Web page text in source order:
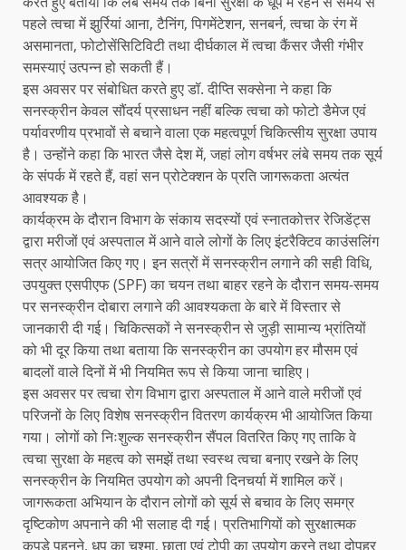
पहले त्वचा में झुर्रियां आना, टैनिंग, पिगमेंटेशन, सनबर्न, त्वचा के रंग में
असमानता, फोटोसेंसिटिविटी तथा दीर्घकाल में त्वचा कैंसर जैसी गंभीर
समस्याएं उत्पन्न हो सकती हैं।
इस अवसर पर संबोधित करते हुए डॉ. दीप्ति सक्सेना ने कहा कि
सनस्क्रीन केवल सौंदर्य प्रसाधन नहीं बल्कि त्वचा को फोटो डैमेज एवं
पर्यावरणीय प्रभावों से बचाने वाला एक महत्वपूर्ण चिकित्सीय सुरक्षा उपाय
है। उन्होंने कहा कि भारत जैसे देश में, जहां लोग वर्षभर लंबे समय तक सूर्य
के संपर्क में रहते हैं, वहां सन प्रोटेक्शन के प्रति जागरूकता अत्यंत
आवश्यक है।
कार्यक्रम के दौरान विभाग के संकाय सदस्यों एवं स्नातकोत्तर रेजिडेंट्स
द्वारा मरीजों एवं अस्पताल में आने वाले लोगों के लिए इंटरैक्टिव काउंसलिंग
सत्र आयोजित किए गए। इन सत्रों में सनस्क्रीन लगाने की सही विधि,
उपयुक्त एसपीएफ (SPF) का चयन तथा बाहर रहने के दौरान समय-समय
पर सनस्क्रीन दोबारा लगाने की आवश्यकता के बारे में विस्तार से
जानकारी दी गई। चिकित्सकों ने सनस्क्रीन से जुड़ी सामान्य भ्रांतियों
को भी दूर किया तथा बताया कि सनस्क्रीन का उपयोग हर मौसम एवं
बादलों वाले दिनों में भी नियमित रूप से किया जाना चाहिए।
इस अवसर पर त्वचा रोग विभाग द्वारा अस्पताल में आने वाले मरीजों एवं
परिजनों के लिए विशेष सनस्क्रीन वितरण कार्यक्रम भी आयोजित किया
गया। लोगों को निःशुल्क सनस्क्रीन सैंपल वितरित किए गए ताकि वे
त्वचा सुरक्षा के महत्व को समझें तथा स्वस्थ त्वचा बनाए रखने के लिए
सनस्क्रीन के नियमित उपयोग को अपनी दिनचर्या में शामिल करें।
जागरूकता अभियान के दौरान लोगों को सूर्य से बचाव के लिए समग्र
दृष्टिकोण अपनाने की भी सलाह दी गई। प्रतिभागियों को सुरक्षात्मक
कपड़े पहनने, धूप का चश्मा, छाता एवं टोपी का उपयोग करने तथा दोपहर